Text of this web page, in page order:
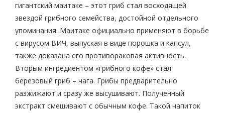
гигантский маитаке – этот гриб стал восходящей
звездой грибного семейства, достойной отдельного
упоминания. Маитаке официально применяют в борьбе
с вирусом ВИЧ, выпуская в виде порошка и капсул,
также доказана его противораковая активность.
Вторым ингредиентом «грибного кофе» стал
березовый гриб – чага. Грибы предварительно
разжижают и сразу же высушивают. Полученный
экстракт смешивают с обычным кофе. Такой напиток